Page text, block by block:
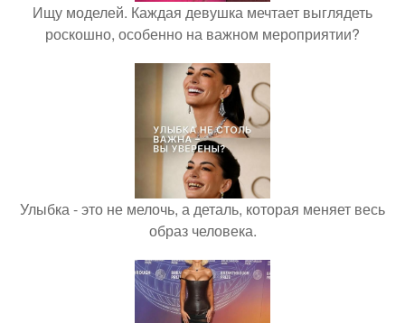
Ищу моделей. Каждая девушка мечтает выглядеть
роскошно, особенно на важном мероприятии?
Улыбка - это не мелочь, а деталь, которая меняет весь
образ человека.